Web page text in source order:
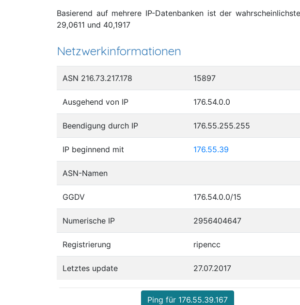
Basierend auf mehrere IP-Datenbanken ist der
29,0611 und 40,1917
Netzwerkinformationen
ASN 216.73.217.178 15897
Ausgehend von IP 176.54.0.0
Beendigung durch IP 176.55.255.255
IP beginnend mit 176.55.39
ASN-Namen
GGDV 176.54.0.0/15
Numerische IP 2956404647
Registrierung ripencc
Letztes update 27.07.2017
Ping für 176.55.39.167